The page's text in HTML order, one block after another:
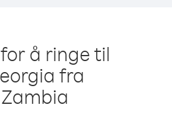
å ringe til
fra
Zambia